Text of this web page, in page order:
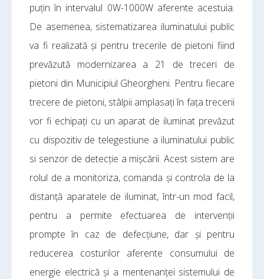
puțin în intervalul 0W-1000W aferente acestuia.
De asemenea, sistematizarea iluminatului public
va fi realizată și pentru trecerile de pietoni fiind
prevăzută modernizarea a 21 de treceri de
pietoni din Municipiul Gheorgheni. Pentru fiecare
trecere de pietoni, stâlpii amplasați în fața trecerii
vor fi echipați cu un aparat de iluminat prevăzut
cu dispozitiv de telegestiune a iluminatului public
si senzor de detecție a mișcării. Acest sistem are
rolul de a monitoriza, comanda și controla de la
distanță aparatele de iluminat, într-un mod facil,
pentru a permite efectuarea de intervenții
prompte în caz de defecțiune, dar și pentru
reducerea costurilor aferente consumului de
energie electrică și a mentenanței sistemului de